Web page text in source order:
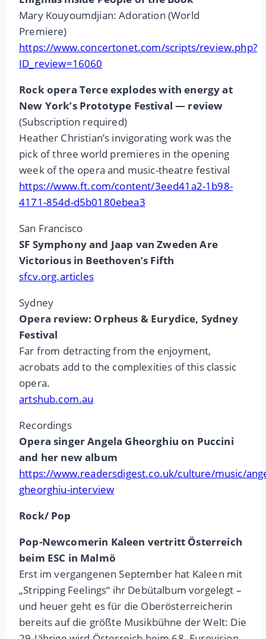
Mary Kouyoumdjian: Adoration (World
Premiere)
https://www.concertonet.com/scripts/review.php?
ID_review=16060
Rock opera Terce explodes with energy at
New York’s Prototype Festival — review
(Subscription required)
Heather Christian’s invigorating work was the
pick of three world premieres in the opening
week of the opera and music-theatre festival
https://www.ft.com/content/3eed41a2-1b98-
4171-854d-d5b0180ebea3
San Francisco
SF Symphony and Jaap van Zweden Are
Victorious in Beethoven’s Fifth
sfcv.org.articles
Sydney
Opera review: Orpheus & Eurydice, Sydney
Festival
Far from detracting from the enjoyment,
acrobats add to the complexities of this classic
opera.
artshub.com.au
Recordings
Opera singer Angela Gheorghiu on Puccini
and her new album
https://www.readersdigest.co.uk/culture/music/
gheorghiu-interview
Rock/ Pop
Pop-Newcomerin Kaleen vertritt Österreich
beim ESC in Malmö
Erst im vergangenen September hat Kaleen mit
„Stripping Feelings“ ihr Debütalbum vorgelegt –
und heuer geht es für die Oberösterreicherin
bereits auf die größte Musikbühne der Welt: Die